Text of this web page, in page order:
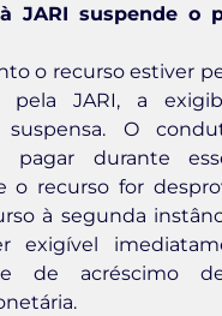
JARI suspende o
o recurso estiver
pela JARI, a
O
pagar durante
o recurso for
à segunda
exigível
de acréscimo